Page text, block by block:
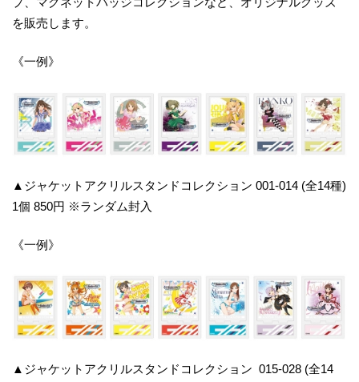
を販売します。
《一例》
▲ジャケットアクリルスタンドコレクション 001-014 (全14種)
1個 850円 ※ランダム封入
《一例》
▲ジャケットアクリルスタンドコレクション 015-028 (全14